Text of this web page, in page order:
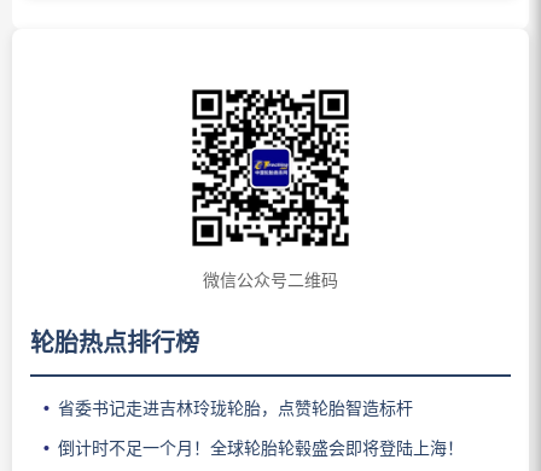
微信公众号二维码
轮胎热点排行榜
省委书记走进吉林玲珑轮胎，点赞轮胎智造标杆
倒计时不足一个月！全球轮胎轮毂盛会即将登陆上海！